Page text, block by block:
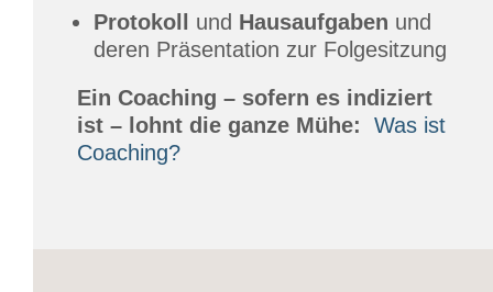
Protokoll
und Hausaufgaben und
deren Präsentation zur Folgesitzung
Ein Coaching – sofern es indiziert
ist – lohnt die ganze Mühe: Was ist
Coaching?